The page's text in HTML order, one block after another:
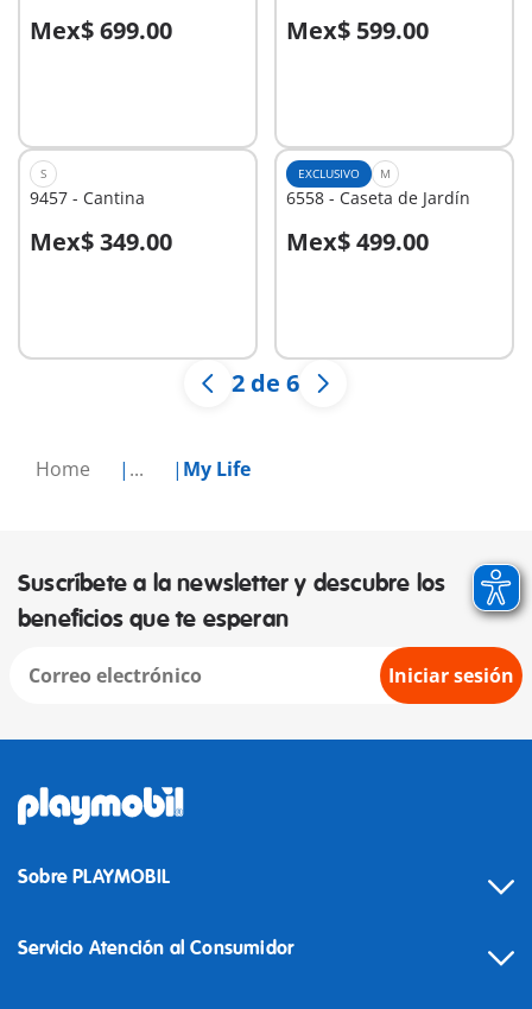
Home ... My Life
Mex$ 699.00
A la cesta Mex$ 599.00
A la cesta
S
9457 - Cantina
Mex$ 349.00
A la cesta
EXCLUSIVO M
6558 - Caseta de Jardín
Mex$ 499.00
A la cesta
2 de 6
Suscríbete a la newsletter y descubre los
beneficios que te esperan
Iniciar sesión
Sobre PLAYMOBIL
Servicio Atención al Consumidor